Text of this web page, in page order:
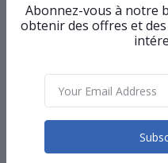
Abonnez-vous à notre
obtenir des offres et